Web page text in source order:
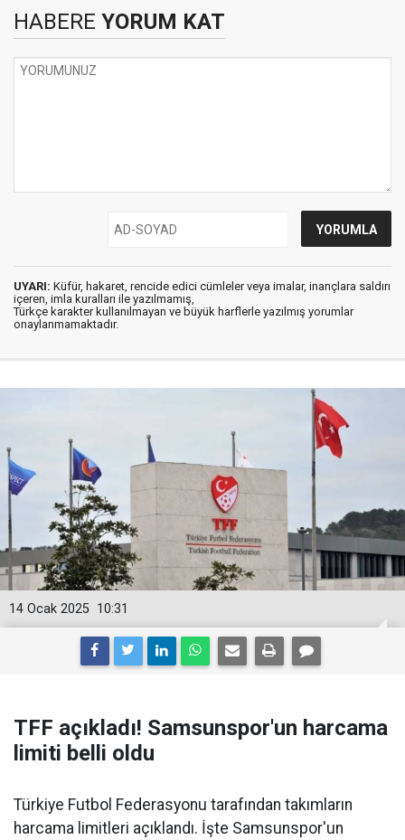
HABERE YORUM KAT
UYARI: Küfür, hakaret, rencide edici cümleler veya imalar, inançlara saldırı
içeren, imla kuralları ile yazılmamış,
Türkçe karakter kullanılmayan ve büyük harflerle yazılmış yorumlar
onaylanmamaktadır.
10:31
14 Ocak 2025
TFF açıkladı! Samsunspor'un harcama
limiti belli oldu
Türkiye Futbol Federasyonu tarafından takımların
harcama limitleri açıklandı. İşte Samsunspor'un